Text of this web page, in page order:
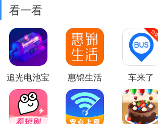
看一看
追光电池宝 惠锦生活 车来了